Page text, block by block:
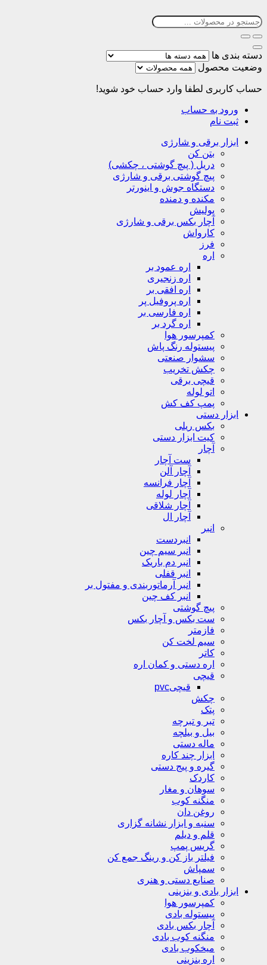
دسته بندی ها
وضعیت محصول
حساب کاربری لطفا وارد حساب خود شوید!
ورود به حساب
ثبت نام
ابزار برقی و شارژی
بتن کن
دریل ( پیچ گوشتی ، چکشی)
پیچ گوشتی برقی و شارژی
دستگاه جوش و اینورتر
مکنده و دمنده
پولیش
آچار بکس برقی و شارژی
کارواش
فرز
اره
اره عمود بر
اره زنجیری
اره افقی بر
اره پروفیل پر
اره فارسی بر
اره گرد بر
کمپرسور هوا
پیستوله رنگ پاش
سشوار صنعتی
چکش تخریب
قیچی برقی
اتو لوله
پمپ کف کش
ابزار دستی
بکس ریلی
کیت ابزار دستی
آچار
ست آچار
آچار آلن
آچار فرانسه
آچار لوله
آچار شلاقی
آچار ال
انبر
انبردست
انبر سیم چین
انبر دم باریک
انبر قفلی
انبر آرماتوربندی و مفتول بر
انبر کف چین
پیچ گوشتی
ست بکس و آچار بکس
فازمتر
سیم لخت کن
کاتر
اره دستی و کمان اره
قیچی
قیچیpvc
چکش
پتک
تبر و تبرچه
بیل و بیلچه
ماله دستی
ابزار چند کاره
گیره و پیج دستی
کاردک
سوهان و مغار
منگنه کوب
روغن دان
سنبه و ابزار نشانه گزاری
قلم و دیلم
گریس پمپ
فیلتر باز کن و رینگ جمع کن
سمپاش
صنایع دستی و هنری
ابزار بادی و بنزینی
کمپرسور هوا
پیستوله بادی
آچار بکس بادی
منگنه کوب بادی
میخکوب بادی
اره بنزینی